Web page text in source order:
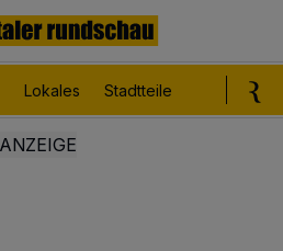
Lokales Stadtteile